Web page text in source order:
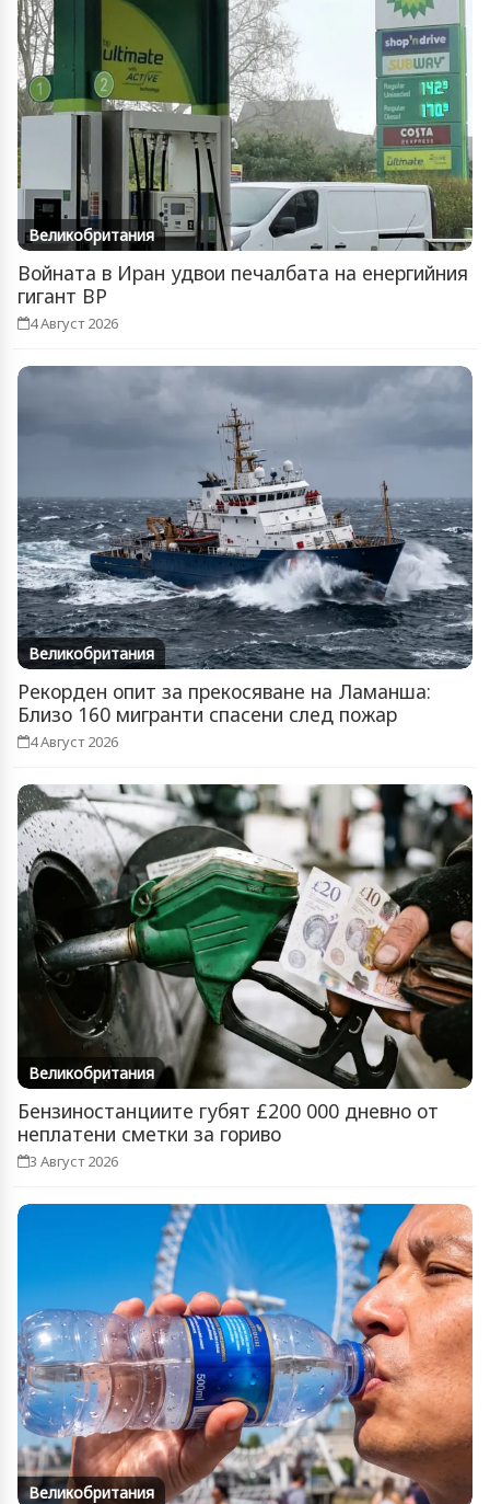
Великобритания
Войната в Иран удвои печалбата на енергийния
гигант BP
4 Август 2026
Великобритания
Рекорден опит за прекосяване на Ламанша:
Близо 160 мигранти спасени след пожар
4 Август 2026
Великобритания
Бензиностанциите губят £200 000 дневно от
неплатени сметки за гориво
3 Август 2026
Великобритания